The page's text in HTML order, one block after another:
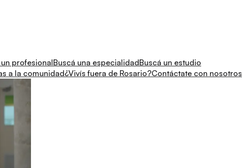
profesionalBuscá una especialidadBuscá un estudio
a la comunidad¿Vivís fuera de Rosario?Contáctate con nosotros